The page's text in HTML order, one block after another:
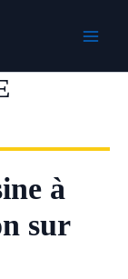
à
sur